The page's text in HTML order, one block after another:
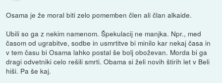
Osama je že moral biti zelo pomemben člen ali član alkaide.
Ubili so ga z nekim namenom. Špekulacij ne manjka. Npr., med
časom od ugrabitve, sodbe in usmrtitve bi minilo kar nekaj časa in
v tem času bi Osama lahko postal še bolj oboževan. Morda bi ga
dragi odvetniki celo rešili smrti. Obama si želi novih štirih let v Beli
hiši. Pa še kaj.